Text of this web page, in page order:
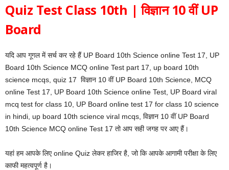
Quiz Test Class 10th | विज्ञान 10 वीं UP
Board
यदि आप गूगल में सर्च कर रहे हैं UP Board 10th Science online Test 17, UP
Board 10th Science MCQ online Test part 17, up board 10th
science mcqs, quiz 17 विज्ञान 10 वीं UP Board 10th Science, MCQ
online Test 17, UP Board 10th Science online Test, UP Board viral
mcq test for class 10, UP Board online test 17 for class 10 science
in hindi, up board 10th science viral mcqs, विज्ञान 10 वीं UP Board
10th Science MCQ online Test 17 तो आप सही जगह पर आए हैं।
यहां हम आपके लिए online Quiz लेकर हाजिर है, जो कि आपके आगामी परीक्षा के लिए
काफी महत्वपूर्ण है।